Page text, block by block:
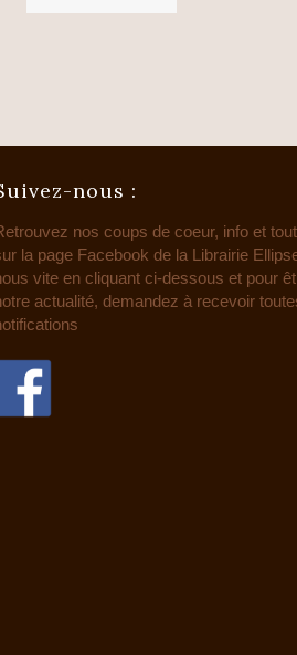
nous :
nos coups de coeur, info et
la page Facebook de la Librairie
vite en cliquant ci-dessous et pour
actualité, demandez à recevoir